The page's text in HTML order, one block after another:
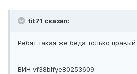
tit71 сказал:
Ребят такая же беда только
ВИН vf38blfye80253609